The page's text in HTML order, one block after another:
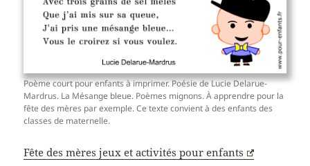
Poème court pour enfants à imprimer. Poésie de Lucie Delarue-
Mardrus. La Mésange bleue. Poèmes mignons. À apprendre pour la
fête des mères par exemple. Ce texte convient à des enfants des
classes de maternelle.
Fête des mères jeux et activités pour enfants